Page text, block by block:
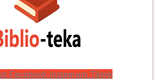
Facebook Instagram Tiktok